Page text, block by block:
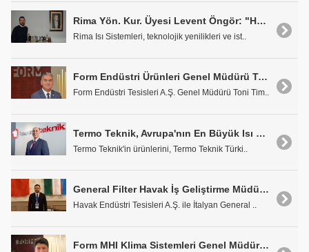
Rima Yön. Kur. Üyesi Levent Öngör: "Hedefimiz Dünyanın Önde Gelen Kazan Eşanjör Üreticilerinden Olmak"
Rima Isı Sistemleri, teknolojik yenilikleri ve ist..
Form Endüstri Ürünleri Genel Müdürü Toni Timirci: 'İnovasyon Konusunda Sektöre Öncülük Ediyoruz'
Form Endüstri Tesisleri A.Ş. Genel Müdürü Toni Tim..
Termo Teknik, Avrupa'nın En Büyük Isı Sistemleri Tedarikçileri Arasında Yer Alıyor
Termo Teknik'in ürünlerini, Termo Teknik Türki..
General Filter Havak İş Geliştirme Müdürü Serkan Mutçalı: "Hava Temizleme Cihazları Yaşam Kalitesinin Üst Seviyede Tutulması İçin Önemlidir"
Havak Endüstri Tesisleri A.Ş. ile İtalyan General ..
Form MHI Klima Sistemleri Genel Müdürü Zafer Sarı: "İnsan Sağlığı ve Konforunu Ön Planda Tutan Ürünler Sunuyoruz"